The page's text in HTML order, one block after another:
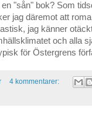
en "sån" bok? Som
jag däremot att
jag känner
och alla
för Östergrens
4 kommentarer: